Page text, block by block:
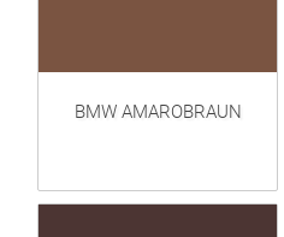
BMW AMAROBRAUN